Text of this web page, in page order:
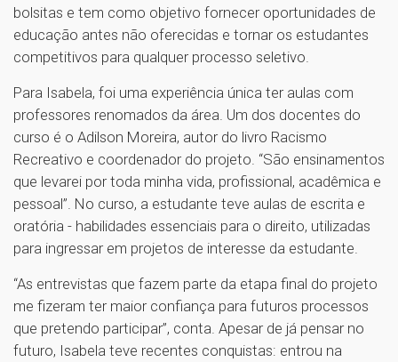
bolsitas e tem como objetivo fornecer oportunidades de
educação antes não oferecidas e tornar os estudantes
competitivos para qualquer processo seletivo.
Para Isabela, foi uma experiência única ter aulas com
professores renomados da área. Um dos docentes do
curso é o Adilson Moreira, autor do livro Racismo
Recreativo e coordenador do projeto. “São ensinamentos
que levarei por toda minha vida, profissional, acadêmica e
pessoal”. No curso, a estudante teve aulas de escrita e
oratória - habilidades essenciais para o direito, utilizadas
para ingressar em projetos de interesse da estudante.
“As entrevistas que fazem parte da etapa final do projeto
me fizeram ter maior confiança para futuros processos
que pretendo participar”, conta. Apesar de já pensar no
futuro, Isabela teve recentes conquistas: entrou na